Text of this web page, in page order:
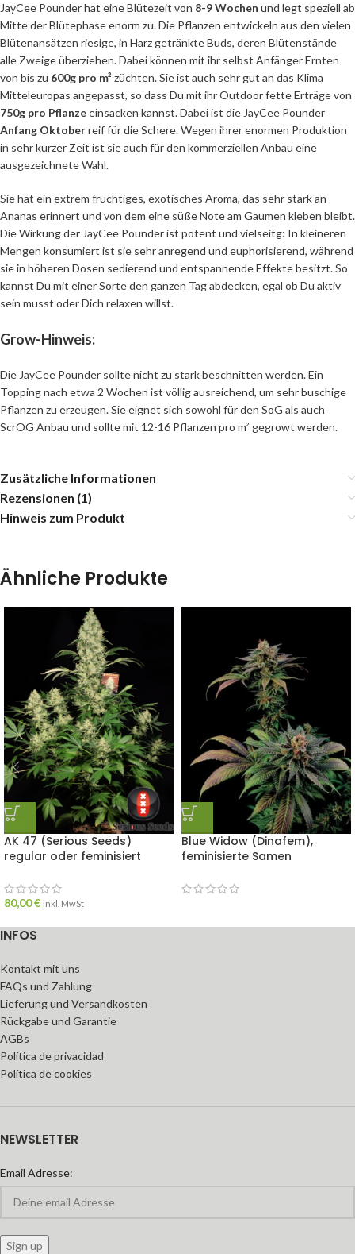
JayCee Pounder hat eine Blütezeit von 8-9 Wochen und legt speziell ab
Mitte der Blütephase enorm zu. Die Pflanzen entwickeln aus den vielen
Blütenansätzen riesige, in Harz getränkte Buds, deren Blütenstände
alle Zweige überziehen. Dabei können mit ihr selbst Anfänger Ernten
von bis zu 600g pro m² züchten. Sie ist auch sehr gut an das Klima
Mitteleuropas angepasst, so dass Du mit ihr Outdoor fette Erträge von
750g pro Pflanzeeinsacken kannst. Dabei ist die JayCee Pounder
Anfang Oktoberreif für die Schere. Wegen ihrer enormen Produktion
in sehr kurzer Zeit ist sie auch für den kommerziellen Anbau eine
ausgezeichnete Wahl.
Sie hat ein extrem fruchtiges, exotisches Aroma, das sehr stark an
Ananas erinnert und von dem eine süße Note am Gaumen kleben bleibt.
Die Wirkung der JayCee Pounder ist potent und vielseitg: In kleineren
Mengen konsumiert ist sie sehr anregend und euphorisierend, während
sie in höheren Dosen sedierend und entspannende Effekte besitzt. So
kannst Du mit einer Sorte den ganzen Tag abdecken, egal ob Du aktiv
sein musst oder Dich relaxen willst.
Grow-Hinweis:
Die JayCee Pounder sollte nicht zu stark beschnitten werden. Ein
Topping nach etwa 2 Wochen ist völlig ausreichend, um sehr buschige
Pflanzen zu erzeugen. Sie eignet sich sowohl für den SoG als auch
ScrOG Anbau und sollte mit 12-16 Pflanzen pro m² gegrowt werden.
Zusätzliche Informationen
Rezensionen (1)
Hinweis zum Produkt
Ähnliche Produkte
AK 47 (Serious Seeds)
regular oder feminisiert
80,00€ inkl. MwSt
Blue Widow (Dinafem),
feminisierte Samen
INFOS
Kontakt mit uns
FAQs und Zahlung
Lieferung und Versandkosten
Rückgabe und Garantie
AGBs
Política de privacidad
Política de cookies
NEWSLETTER
Email Adresse: